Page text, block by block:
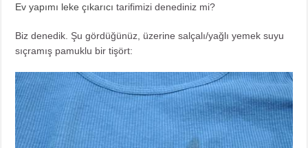
Ev yapımı leke çıkarıcı tarifimizi denediniz mi?
Biz denedik. Şu gördüğünüz, üzerine salçalı/yağlı yemek suyu
sıçramış pamuklu bir tişört: